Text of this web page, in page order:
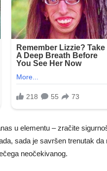
u elementu – zračite
sada je savršen trenutak
neočekivanog.